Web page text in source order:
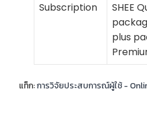
Subscription
SHEE
plus
แท็ก:การวิจัยประสบการณ์ผู้ใช้ -